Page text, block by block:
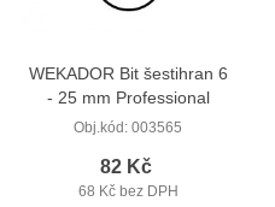
WEKADOR Bit šestihran 6
- 25 mm Professional
Obj.kód: 003565
82 Kč
68 Kč bez DPH